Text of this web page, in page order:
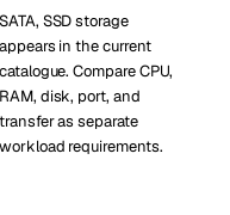
SATA, SSD storage
appears in the current
catalogue. Compare CPU,
RAM, disk, port, and
transfer as separate
workload requirements.